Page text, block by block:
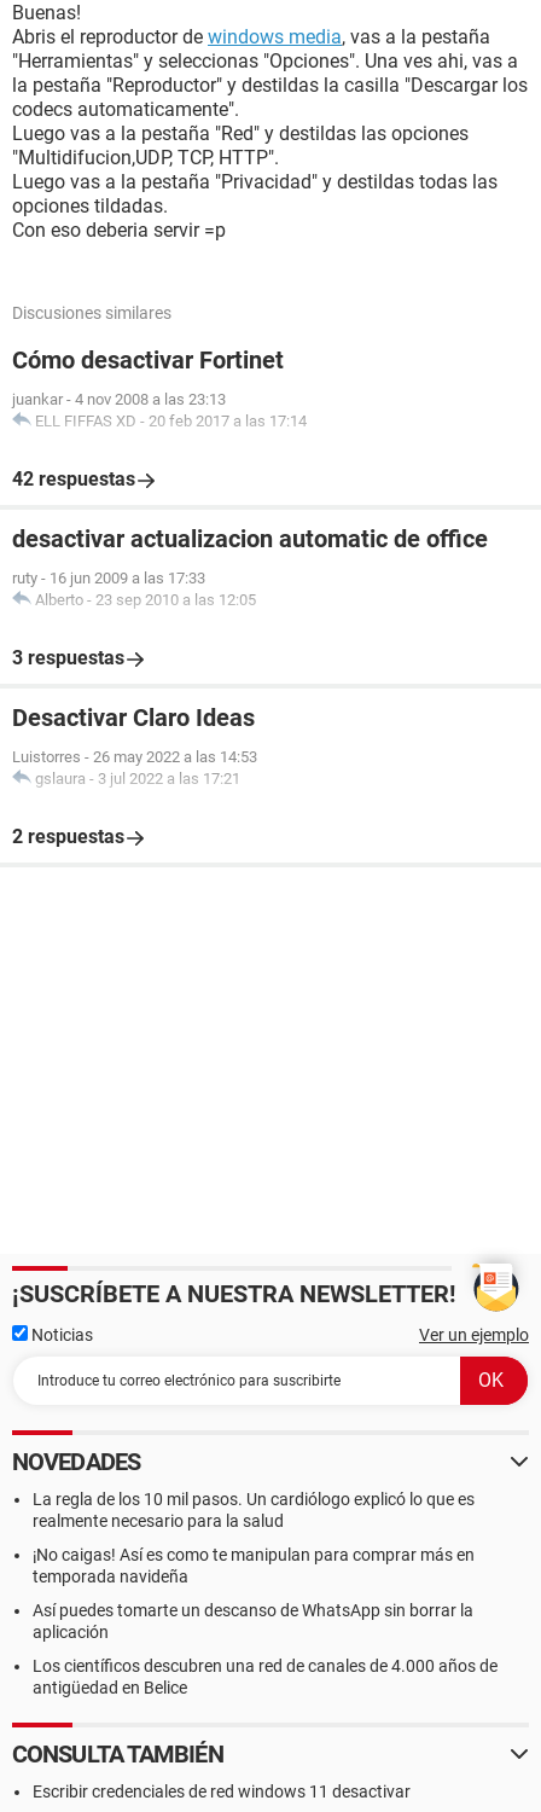
Buenas!
Abris el reproductor de windows media, vas a la pestaña
"Herramientas" y seleccionas "Opciones". Una ves ahi, vas a
la pestaña "Reproductor" y destildas la casilla "Descargar los
codecs automaticamente".
Luego vas a la pestaña "Red" y destildas las opciones
"Multidifucion,UDP, TCP, HTTP".
Luego vas a la pestaña "Privacidad" y destildas todas las
opciones tildadas.
Con eso deberia servir =p
Discusiones similares
Cómo desactivar Fortinet
juankar - 4 nov 2008 a las 23:13
ELL FIFFAS XD - 20 feb 2017 a las 17:14
42 respuestas
desactivar actualizacion automatic de office
ruty - 16 jun 2009 a las 17:33
Alberto - 23 sep 2010 a las 12:05
3 respuestas
Desactivar Claro Ideas
Luistorres - 26 may 2022 a las 14:53
gslaura - 3 jul 2022 a las 17:21
2 respuestas
¡SUSCRÍBETE A NUESTRA NEWSLETTER!
Noticias Ver un ejemplo
NOVEDADES
La regla de los 10 mil pasos. Un cardiólogo explicó lo que es
realmente necesario para la salud
¡No caigas! Así es como te manipulan para comprar más en
temporada navideña
Así puedes tomarte un descanso de WhatsApp sin borrar la
aplicación
Los científicos descubren una red de canales de 4.000 años de
antigüedad en Belice
CONSULTA TAMBIÉN
Escribir credenciales de red windows 11 desactivar